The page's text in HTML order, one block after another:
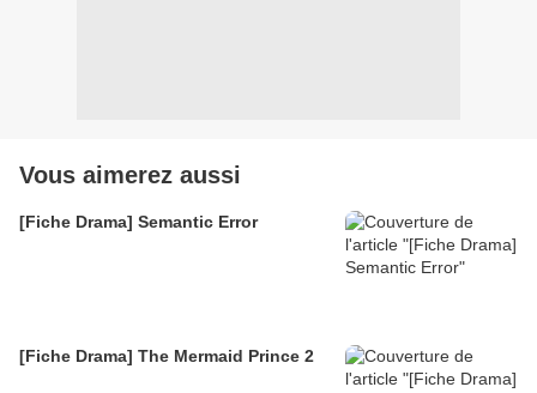
Vous aimerez aussi
[Fiche Drama] Semantic Error
[Fiche Drama] The Mermaid Prince 2